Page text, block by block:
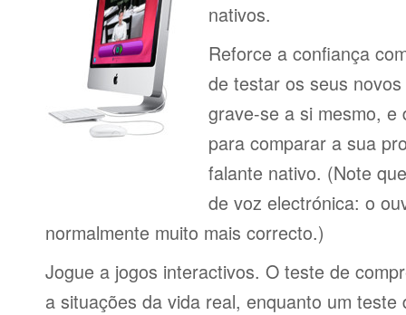
nativos.
Reforce a confiança
de testar os seus
grave-se a si mesmo, e
para comparar a sua
falante nativo. (Note
de voz electrónica: o
normalmente muito mais correcto.)
Jogue a jogos interactivos. O teste de
a situações da vida real, enquanto um teste